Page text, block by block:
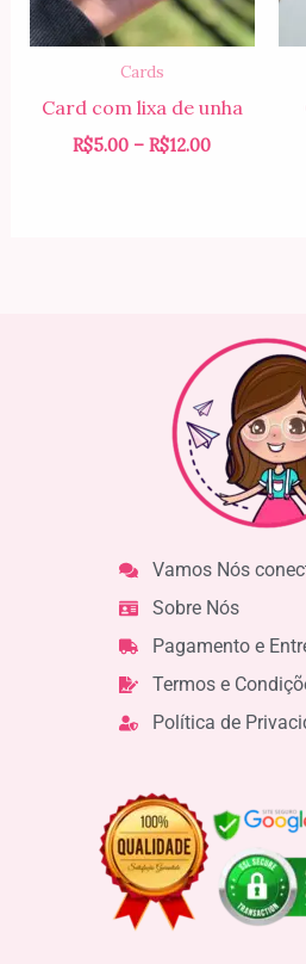
Cards
Card com lixa de unha
R$5.00 – R$12.00
Vamos Nós
Sobre Nós
Pagamento e
Termos e
Política de